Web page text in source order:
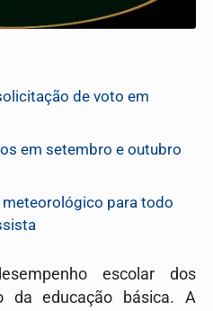
de voto em
em setembro e outubro
para todo
escolar dos
da educação básica. A